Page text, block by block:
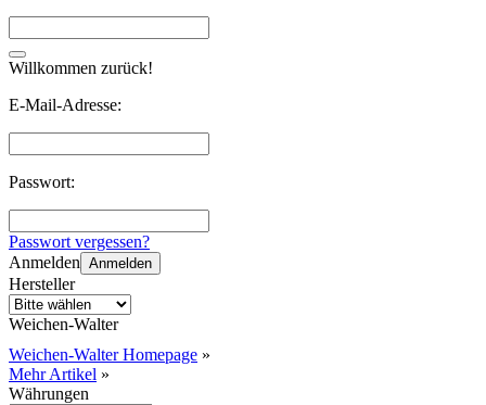
Willkommen zurück!
E-Mail-Adresse:
Passwort:
Passwort vergessen?
Anmelden Anmelden
Hersteller
Weichen-Walter
Weichen-Walter Homepage »
Mehr Artikel »
Währungen